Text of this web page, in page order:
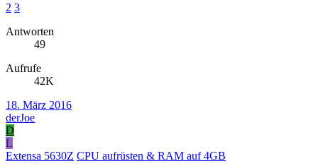
2 3
Antworten
49
Aufrufe
42K
18. März 2016
derJoe
D
L
Extensa 5630Z CPU aufrüsten & RAM auf 4GB